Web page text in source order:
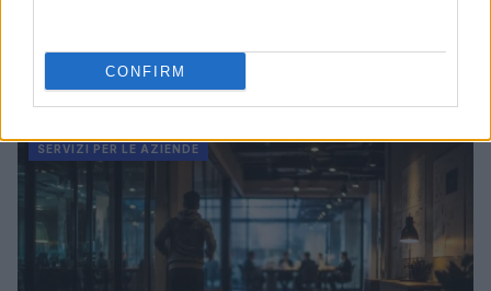
CONFIRM
Continua a leggere
SERVIZI PER LE AZIENDE